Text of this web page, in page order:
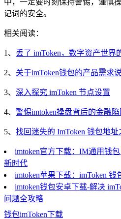
中，一定要时刻保持警惕，谨慎
记词的安全。
相关阅读：
1、 丢了 imToken，数字资产世界
2、 关于imToken钱包的产品需求
3、 深入探究 imToken 节点设置
4、 警惕imtoken操盘背后的金融
5、 找回迷失的 ImToken 钱包地址
imtoken官方下载：IM通用钱
新时代
imtoken苹果下载：imToken 钱
imtoken钱包安卓下载-解决
问题全攻略
钱包imToken下载